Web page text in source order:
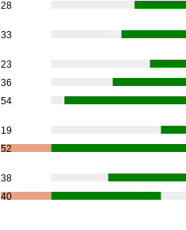
28
33
23
36
54
19
52
38
40